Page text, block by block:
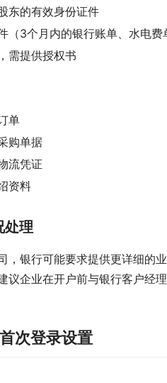
东的有效身份证件
（3个月内的银行账单、水电费
需提供授权书
单
购单据
流凭证
资料
处理
，银行可能要求提供更详细的
议企业在开户前与银行客户经
次登录设置